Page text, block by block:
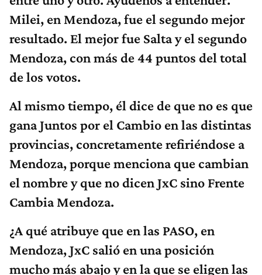
Milei, en Mendoza, fue el segundo mejor
resultado. El mejor fue Salta y el segundo
Mendoza, con más de 44 puntos del total
de los votos.
Al mismo tiempo, él dice de que no es que
gana Juntos por el Cambio en las distintas
provincias, concretamente refiriéndose a
Mendoza, porque menciona que cambian
el nombre y que no dicen JxC sino Frente
Cambia Mendoza.
¿A qué atribuye que en las PASO, en
Mendoza, JxC salió en una posición
mucho más abajo y en la que se eligen las